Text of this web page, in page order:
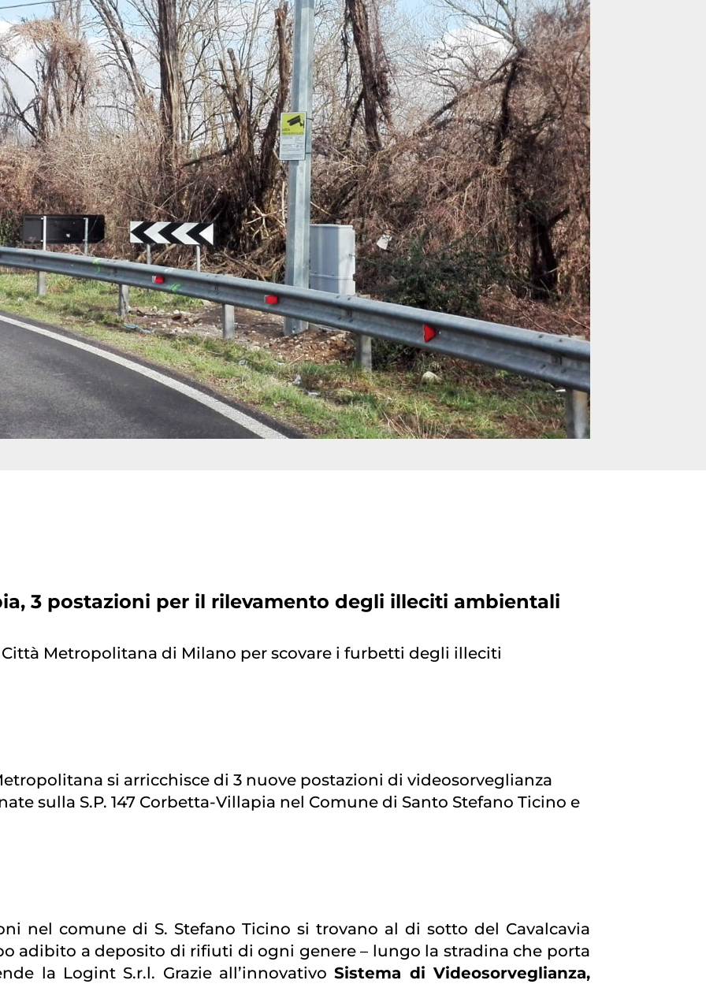
3 postazioni per il rilevamento degli illeciti ambientali
Metropolitana di Milano per scovare i furbetti degli illeciti
si arricchisce di 3 nuove postazioni di videosorveglianza
sulla S.P. 147 Corbetta-Villapia nel Comune di Santo Stefano Ticino e
nel comune di S. Stefano Ticino si trovano al di sotto del Cavalcavia
adibito a deposito di rifiuti di ogni genere – lungo la stradina che porta
la Logint S.r.l. Grazie all’innovativoSistema di Videosorveglianza,